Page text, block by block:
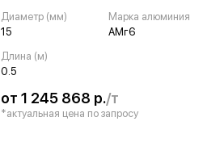
Диаметр (мм)
15
Марка алюминия
АМг6
Длина (м)
0.5
от 1 245 868 р./т
*актуальная цена по запросу